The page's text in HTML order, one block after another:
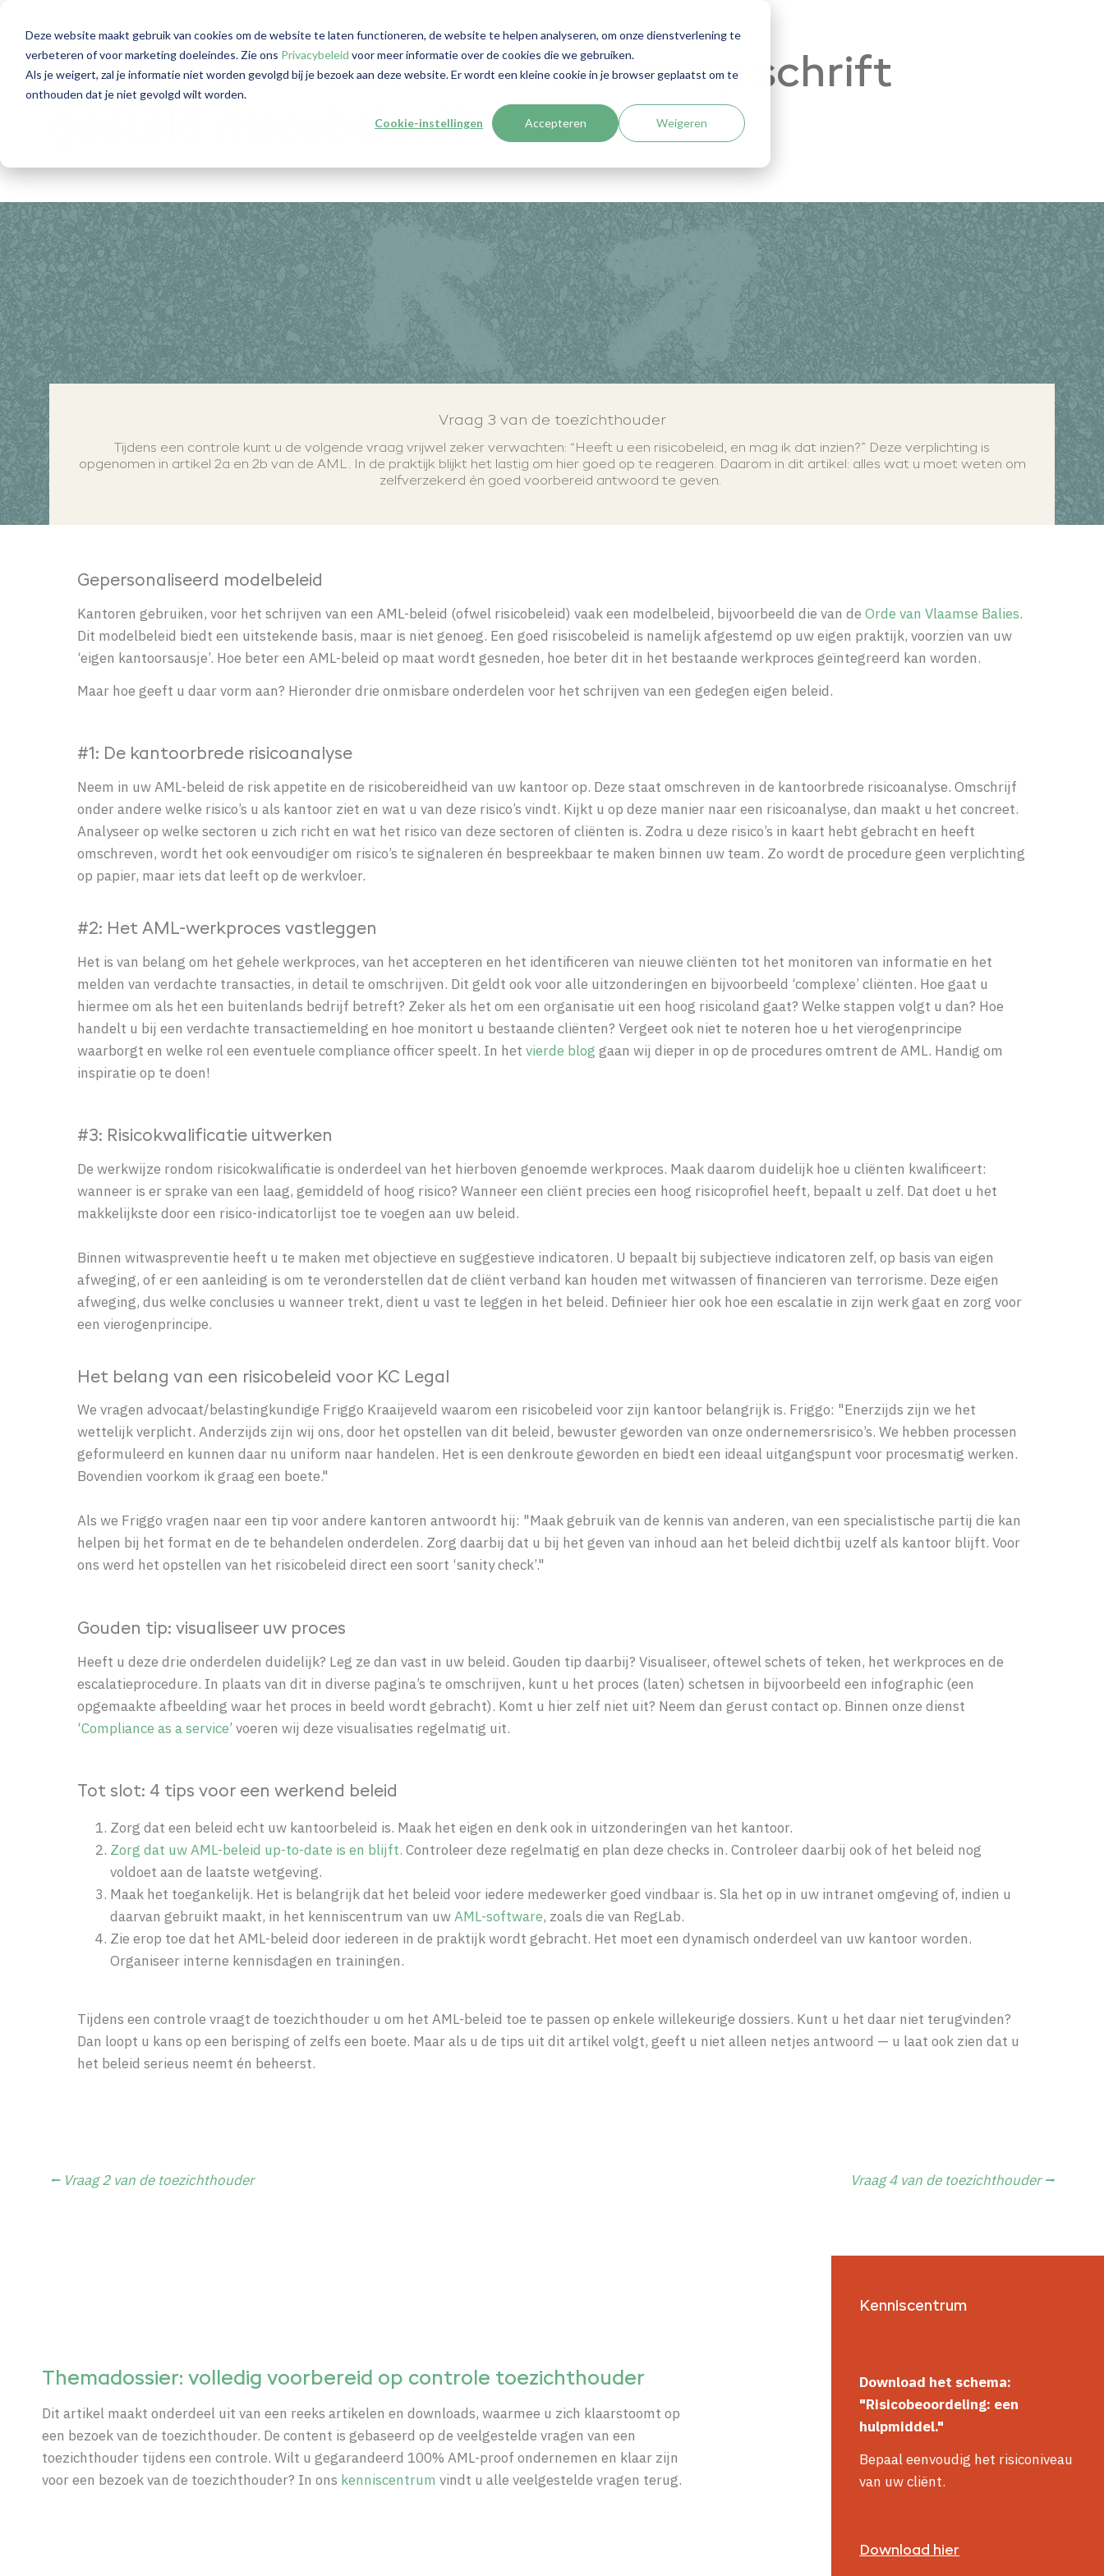
Deze website maakt gebruik van cookies om de website te laten functioneren, de website te helpen analyseren, om onze dienstverlening te
verbeteren of voor marketing doeleindes. Zie ons Privacybeleid voor meer informatie over de cookies die we gebruiken.
Als je weigert, zal je informatie niet worden gevolgd bij je bezoek aan deze website. Er wordt een kleine cookie in je browser geplaatst om te
onthouden dat je niet gevolgd wilt worden.
Cookie-instellingen Accepteren Weigeren
Beschikt het kantoor over een op schrift
gesteld risicobeleid?
Vraag 3 van de toezichthouder
Tijdens een controle kunt u de volgende vraag vrijwel zeker verwachten: “Heeft u een risicobeleid, en mag ik dat inzien?” Deze verplichting is
opgenomen in artikel 2a en 2b van de AML. In de praktijk blijkt het lastig om hier goed op te reageren. Daarom in dit artikel: alles wat u moet weten om
zelfverzekerd én goed voorbereid antwoord te geven.
Gepersonaliseerd modelbeleid
Kantoren gebruiken, voor het schrijven van een AML-beleid (ofwel risicobeleid) vaak een modelbeleid, bijvoorbeeld die van de Orde van Vlaamse Balies.
Dit modelbeleid biedt een uitstekende basis, maar is niet genoeg. Een goed risiscobeleid is namelijk afgestemd op uw eigen praktijk, voorzien van uw
‘eigen kantoorsausje’. Hoe beter een AML-beleid op maat wordt gesneden, hoe beter dit in het bestaande werkproces geïntegreerd kan worden.
Maar hoe geeft u daar vorm aan? Hieronder drie onmisbare onderdelen voor het schrijven van een gedegen eigen beleid.
#1: De kantoorbrede risicoanalyse
Neem in uw AML-beleid de risk appetite en de risicobereidheid van uw kantoor op. Deze staat omschreven in de kantoorbrede risicoanalyse. Omschrijf
onder andere welke risico’s u als kantoor ziet en wat u van deze risico’s vindt. Kijkt u op deze manier naar een risicoanalyse, dan maakt u het concreet.
Analyseer op welke sectoren u zich richt en wat het risico van deze sectoren of cliënten is. Zodra u deze risico’s in kaart hebt gebracht en heeft
omschreven, wordt het ook eenvoudiger om risico’s te signaleren én bespreekbaar te maken binnen uw team. Zo wordt de procedure geen verplichting
op papier, maar iets dat leeft op de werkvloer.
#2: Het AML-werkproces vastleggen
Het is van belang om het gehele werkproces, van het accepteren en het identificeren van nieuwe cliënten tot het monitoren van informatie en het
melden van verdachte transacties, in detail te omschrijven. Dit geldt ook voor alle uitzonderingen en bijvoorbeeld ‘complexe’ cliënten. Hoe gaat u
hiermee om als het een buitenlands bedrijf betreft? Zeker als het om een organisatie uit een hoog risicoland gaat? Welke stappen volgt u dan? Hoe
handelt u bij een verdachte transactiemelding en hoe monitort u bestaande cliënten? Vergeet ook niet te noteren hoe u het vierogenprincipe
waarborgt en welke rol een eventuele compliance officer speelt. In het vierde blog gaan wij dieper in op de procedures omtrent de AML. Handig om
inspiratie op te doen!
#3: Risicokwalificatie uitwerken
De werkwijze rondom risicokwalificatie is onderdeel van het hierboven genoemde werkproces. Maak daarom duidelijk hoe u cliënten kwalificeert:
wanneer is er sprake van een laag, gemiddeld of hoog risico? Wanneer een cliënt precies een hoog risicoprofiel heeft, bepaalt u zelf. Dat doet u het
makkelijkste door een risico-indicatorlijst toe te voegen aan uw beleid.
Binnen witwaspreventie heeft u te maken met objectieve en suggestieve indicatoren. U bepaalt bij subjectieve indicatoren zelf, op basis van eigen
afweging, of er een aanleiding is om te veronderstellen dat de cliënt verband kan houden met witwassen of financieren van terrorisme. Deze eigen
afweging, dus welke conclusies u wanneer trekt, dient u vast te leggen in het beleid. Definieer hier ook hoe een escalatie in zijn werk gaat en zorg voor
een vierogenprincipe.
Het belang van een risicobeleid voor KC Legal
We vragen advocaat/belastingkundige Friggo Kraaijeveld waarom een risicobeleid voor zijn kantoor belangrijk is. Friggo: "Enerzijds zijn we het
wettelijk verplicht. Anderzijds zijn wij ons, door het opstellen van dit beleid, bewuster geworden van onze ondernemersrisico’s. We hebben processen
geformuleerd en kunnen daar nu uniform naar handelen. Het is een denkroute geworden en biedt een ideaal uitgangspunt voor procesmatig werken.
Bovendien voorkom ik graag een boete."
Als we Friggo vragen naar een tip voor andere kantoren antwoordt hij: "Maak gebruik van de kennis van anderen, van een specialistische partij die kan
helpen bij het format en de te behandelen onderdelen. Zorg daarbij dat u bij het geven van inhoud aan het beleid dichtbij uzelf als kantoor blijft. Voor
ons werd het opstellen van het risicobeleid direct een soort ‘sanity check’."
Gouden tip: visualiseer uw proces
Heeft u deze drie onderdelen duidelijk? Leg ze dan vast in uw beleid. Gouden tip daarbij? Visualiseer, oftewel schets of teken, het werkproces en de
escalatieprocedure. In plaats van dit in diverse pagina’s te omschrijven, kunt u het proces (laten) schetsen in bijvoorbeeld een infographic (een
opgemaakte afbeelding waar het proces in beeld wordt gebracht). Komt u hier zelf niet uit? Neem dan gerust contact op. Binnen onze dienst
‘Compliance as a service’ voeren wij deze visualisaties regelmatig uit.
Tot slot: 4 tips voor een werkend beleid
Zorg dat een beleid echt uw kantoorbeleid is. Maak het eigen en denk ook in uitzonderingen van het kantoor.
Zorg dat uw AML-beleid up-to-date is en blijft. Controleer deze regelmatig en plan deze checks in. Controleer daarbij ook of het beleid nog
voldoet aan de laatste wetgeving.
Maak het toegankelijk. Het is belangrijk dat het beleid voor iedere medewerker goed vindbaar is. Sla het op in uw intranet omgeving of, indien u
daarvan gebruikt maakt, in het kenniscentrum van uwAML-software, zoals die van RegLab.
Zie erop toe dat het AML-beleid door iedereen in de praktijk wordt gebracht. Het moet een dynamisch onderdeel van uw kantoor worden.
Organiseer interne kennisdagen en trainingen.
Tijdens een controle vraagt de toezichthouder u om het AML-beleid toe te passen op enkele willekeurige dossiers. Kunt u het daar niet terugvinden?
Dan loopt u kans op een berisping of zelfs een boete. Maar als u de tips uit dit artikel volgt, geeft u niet alleen netjes antwoord — u laat ook zien dat u
het beleid serieus neemt én beheerst.
⭠ Vraag 2 van de toezichthouder Vraag 4 van de toezichthouder ⭢
Themadossier: volledig voorbereid op controle toezichthouder
Dit artikel maakt onderdeel uit van een reeks artikelen en downloads, waarmee u zich klaarstoomt op
een bezoek van de toezichthouder. De content is gebaseerd op de veelgestelde vragen van een
toezichthouder tijdens een controle. Wilt u gegarandeerd 100% AML-proof ondernemen en klaar zijn
voor een bezoek van de toezichthouder? In ons kenniscentrum vindt u alle veelgestelde vragen terug.
Kenniscentrum
Download het schema:
"Risicobeoordeling: een
hulpmiddel."
Bepaal eenvoudig het risiconiveau
van uw cliënt.
Download hier